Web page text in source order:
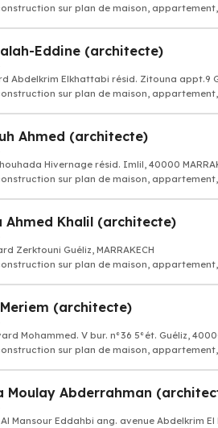
sur plan de maison,
Eddine (architecte)
Abdelkrim Elkhattabi résid. Zitouna appt.9
sur plan de maison,
Ahmed (architecte)
Hivernage résid. Imlil, 40000
sur plan de maison,
Ahmed Khalil (architecte)
Zerktouni Guéliz, MARRAKECH
sur plan de maison,
(architecte)
Mohammed. V bur. n°36 5°ét. Guéliz,
sur plan de maison,
Moulay Abderrahman
Mansour Eddahbi ang. avenue Abdelkrim El